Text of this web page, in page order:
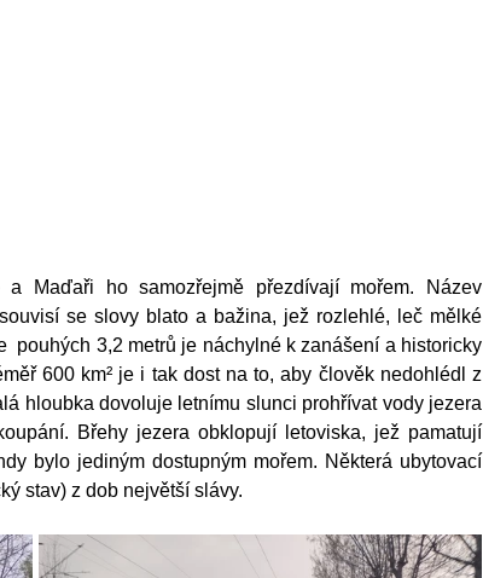
Maďaři ho samozřejmě přezdívají mořem. Název
se slovy blato a bažina, jež rozlehlé, leč mělké
pouhých 3,2 metrů je náchylné k zanášení a historicky
600 km² je i tak dost na to, aby člověk nedohlédl z
hloubka dovoluje letnímu slunci prohřívat vody jezera
Břehy jezera obklopují letoviska, jež pamatují
bylo jediným dostupným mořem. Některá ubytovací
stav) z dob největší slávy.